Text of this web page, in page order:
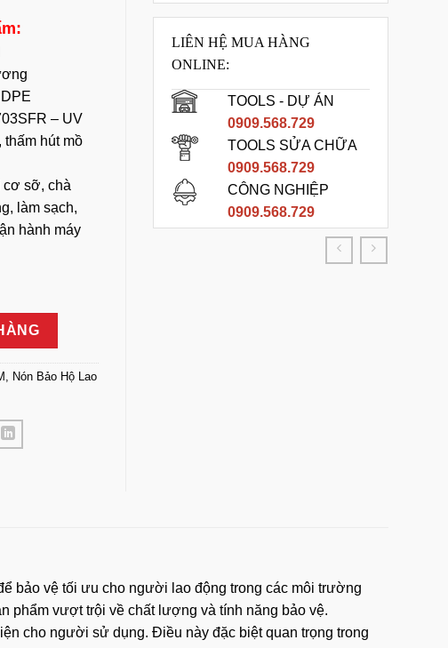
– UV
thấm hút mồ
cơ sỡ, chà
làm sạch,
hành máy
H703SFR-UV Không Lỗ Màu Xanh số lượng
Nón Bảo Hộ Lao
LIÊN HỆ MUA HÀNG
ONLINE:
TOOLS - DỰ ÁN
0909.568.729
TOOLS SỬA CHỮA
0909.568.729
CÔNG NGHIỆP
0909.568.729
bảo vệ tối ưu cho người lao động trong các môi trường
phẩm vượt trội về chất lượng và tính năng bảo vệ.
cho người sử dụng. Điều này đặc biệt quan trọng trong